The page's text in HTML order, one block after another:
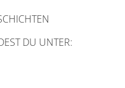
DU UNTER: